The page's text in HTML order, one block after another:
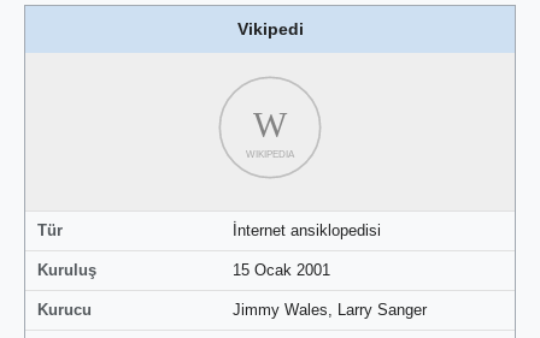
Vikipedi
W
WIKIPEDIA
Tür İnternet ansiklopedisi
Kuruluş 15 Ocak 2001
Kurucu Jimmy Wales, Larry Sanger